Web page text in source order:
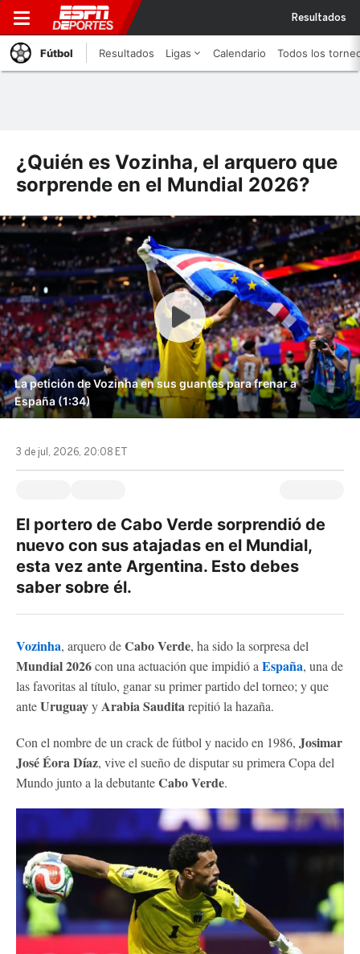
Resultados
Fútbol Resultados Ligas Calendario Todos los
¿Quién es Vozinha, el arquero que
sorprende en el Mundial 2026?
La petición de Vozinha en sus guantes para frenar a
España (1:34)
3 de jul, 2026, 20:08 ET
El portero de Cabo Verde sorprendió de
nuevo con sus atajadas en el Mundial,
esta vez ante Argentina. Esto debes
saber sobre él.
Vozinha, arquero deCabo Verde, ha sido la sorpresa del
Mundial 2026con una actuación que impidió a España, una de
las favoritas al título, ganar su primer partido del torneo; y que
anteUruguayyArabia Sauditarepitió la hazaña.
Con el nombre de un crack de fútbol y nacido en 1986, Josimar
José Éora Díaz, vive el sueño de disputar su primera Copa del
Mundo junto a la debutanteCabo Verde.